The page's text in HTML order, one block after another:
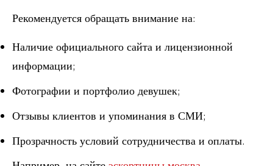
Рекомендуется обращать внимание на:
Наличие официального сайта и лицензионной
информации;
Фотографии и портфолио девушек;
Отзывы клиентов и упоминания в СМИ;
Прозрачность условий сотрудничества и оплаты.